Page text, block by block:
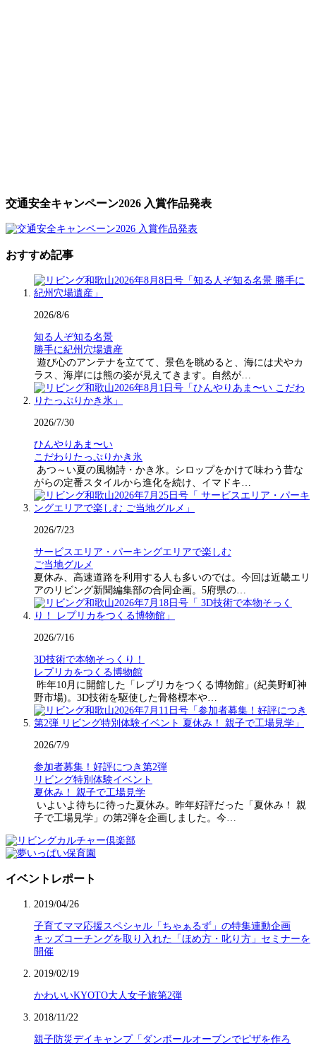
交通安全キャンペーン2026 入賞作品発表
おすすめ記事
2026/8/6
知る人ぞ知る名景
勝手に紀州穴場遺産
遊び心のアンテナを立てて、景色を眺めると、海には犬やカ
ラス、海岸には熊の姿が見えてきます。自然が…
2026/7/30
ひんやりあま〜い
こだわりたっぷりかき氷
あつ～い夏の風物詩・かき氷。シロップをかけて味わう昔な
がらの定番スタイルから進化を続け、イマドキ…
2026/7/23
サービスエリア・パーキングエリアで楽しむ
ご当地グルメ
夏休み、高速道路を利用する人も多いのでは。今回は近畿エリ
アのリビング新聞編集部の合同企画。5府県の…
2026/7/16
3D技術で本物そっくり！
レプリカをつくる博物館
昨年10月に開館した「レプリカをつくる博物館」(紀美野町神
野市場)。3D技術を駆使した骨格標本や…
2026/7/9
参加者募集！好評につき第2弾
リビング特別体験イベント
夏休み！ 親子で工場見学
いよいよ待ちに待った夏休み。昨年好評だった「夏休み！ 親
子で工場見学」の第2弾を企画しました。今…
イベントレポート
2019/04/26
子育てママ応援スペシャル「ちゃぁるず」の特集連動企画
キッズコーチングを取り入れた「ほめ方・叱り方」セミナーを
開催
2019/02/19
かわいいKYOTO大人女子旅第2弾
2018/11/22
親子防災デイキャンプ「ダンボールオーブンでピザを作ろ